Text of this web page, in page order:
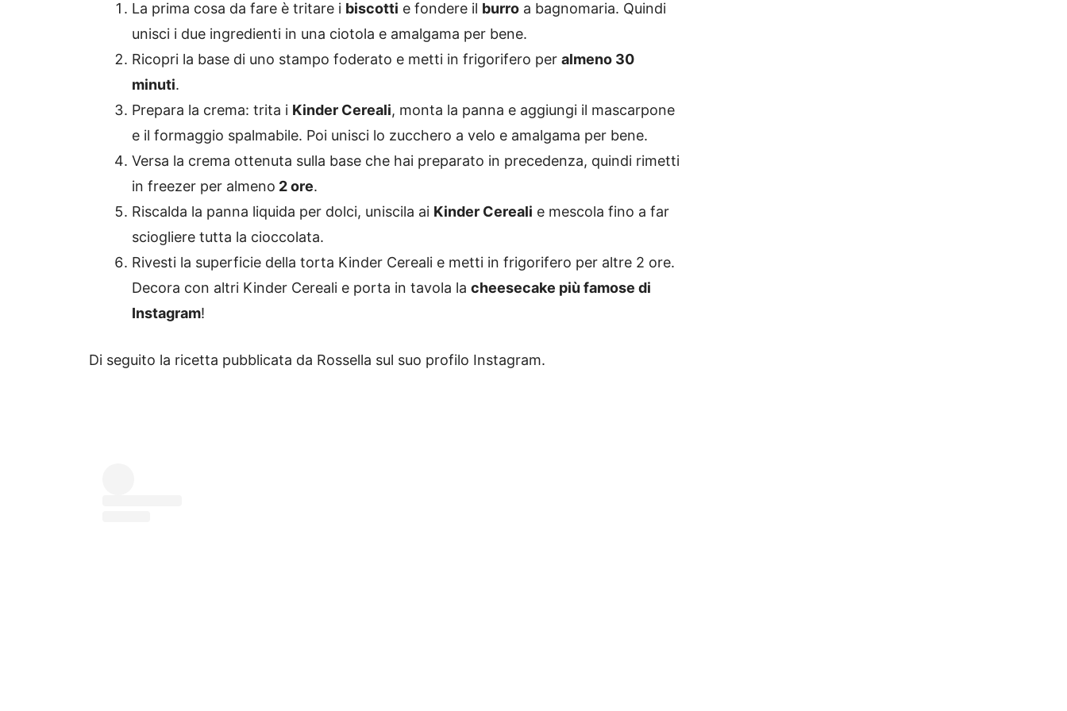
La prima cosa da fare è tritare i biscotti e fondere il burro a bagnomaria. Quindi
unisci i due ingredienti in una ciotola e amalgama per bene.
Ricopri la base di uno stampo foderato e metti in frigorifero per almeno 30
minuti.
Prepara la crema: trita i Kinder Cereali, monta la panna e aggiungi il mascarpone
e il formaggio spalmabile. Poi unisci lo zucchero a velo e amalgama per bene.
Versa la crema ottenuta sulla base che hai preparato in precedenza, quindi rimetti
in freezer per almeno 2 ore.
Riscalda la panna liquida per dolci, uniscila ai Kinder Cereali e mescola fino a far
sciogliere tutta la cioccolata.
Rivesti la superficie della torta Kinder Cereali e metti in frigorifero per altre 2 ore.
Decora con altri Kinder Cereali e porta in tavola la cheesecake più famose di
Instagram!
Di seguito la ricetta pubblicata da Rossella sul suo profilo Instagram.